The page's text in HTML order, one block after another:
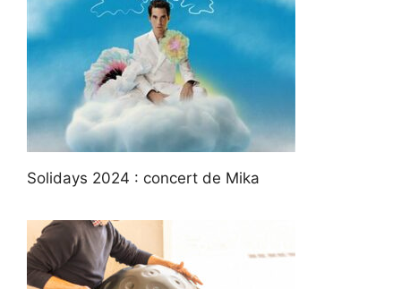
Solidays 2024 : concert de Mika